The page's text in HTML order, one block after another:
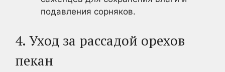
подавления сорняков.
4. Уход за рассадой орехов
пекан